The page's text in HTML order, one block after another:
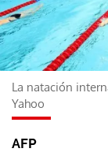
La natación
Yahoo
AFP